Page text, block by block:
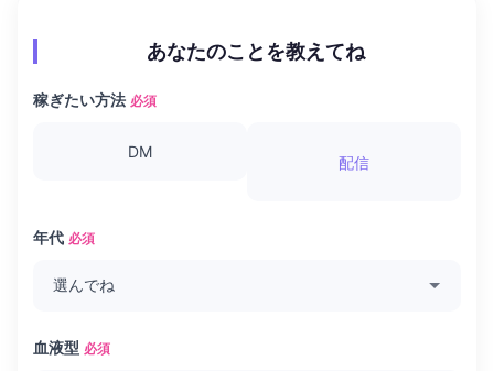
あなたのことを教えてね
稼ぎたい方法 必須
DM
配信
年代 必須
血液型 必須